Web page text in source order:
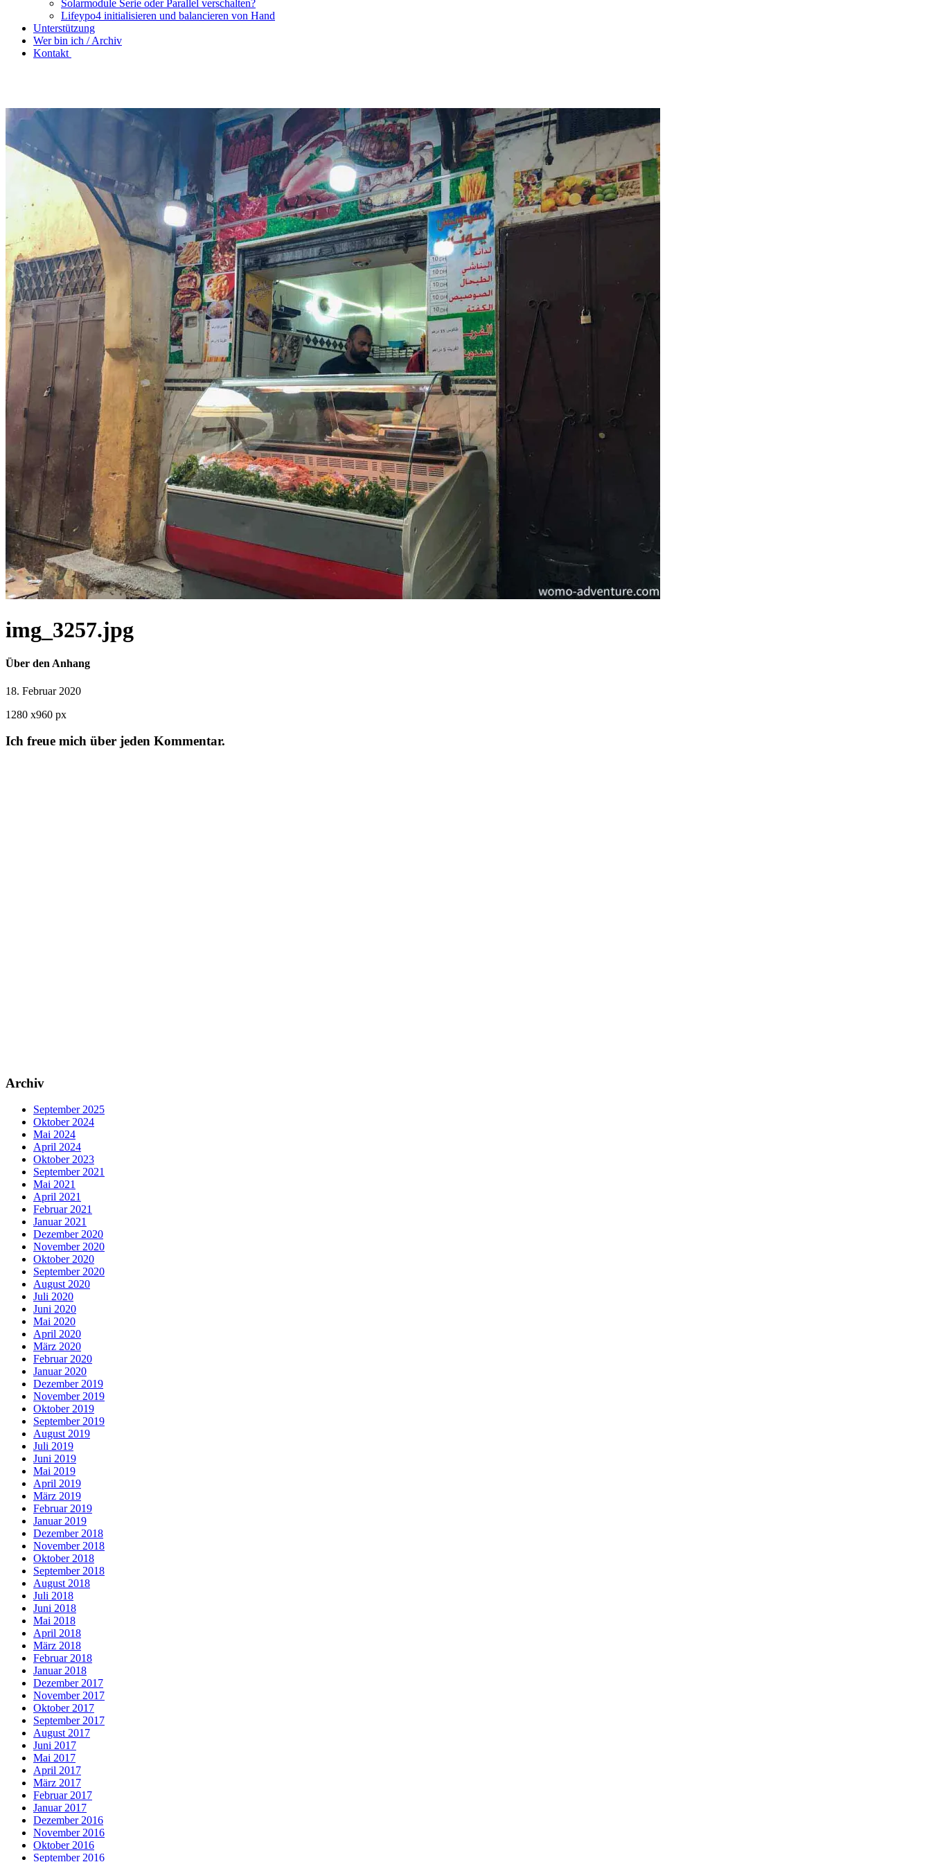
Solarmodule Serie oder Parallel verschalten?
Lifeypo4 initialisieren und balancieren von Hand
Unterstützung
Wer bin ich / Archiv
Kontakt
img_3257.jpg
Über den Anhang
18. Februar 2020
1280 x960 px
Ich freue mich über jeden Kommentar.
Archiv
September 2025
Oktober 2024
Mai 2024
April 2024
Oktober 2023
September 2021
Mai 2021
April 2021
Februar 2021
Januar 2021
Dezember 2020
November 2020
Oktober 2020
September 2020
August 2020
Juli 2020
Juni 2020
Mai 2020
April 2020
März 2020
Februar 2020
Januar 2020
Dezember 2019
November 2019
Oktober 2019
September 2019
August 2019
Juli 2019
Juni 2019
Mai 2019
April 2019
März 2019
Februar 2019
Januar 2019
Dezember 2018
November 2018
Oktober 2018
September 2018
August 2018
Juli 2018
Juni 2018
Mai 2018
April 2018
März 2018
Februar 2018
Januar 2018
Dezember 2017
November 2017
Oktober 2017
September 2017
August 2017
Juni 2017
Mai 2017
April 2017
März 2017
Februar 2017
Januar 2017
Dezember 2016
November 2016
Oktober 2016
September 2016